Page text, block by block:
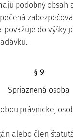
podobný obsah
považuje do výšky
§ 9
Spriaznená osoba
právnickej
alebo člen